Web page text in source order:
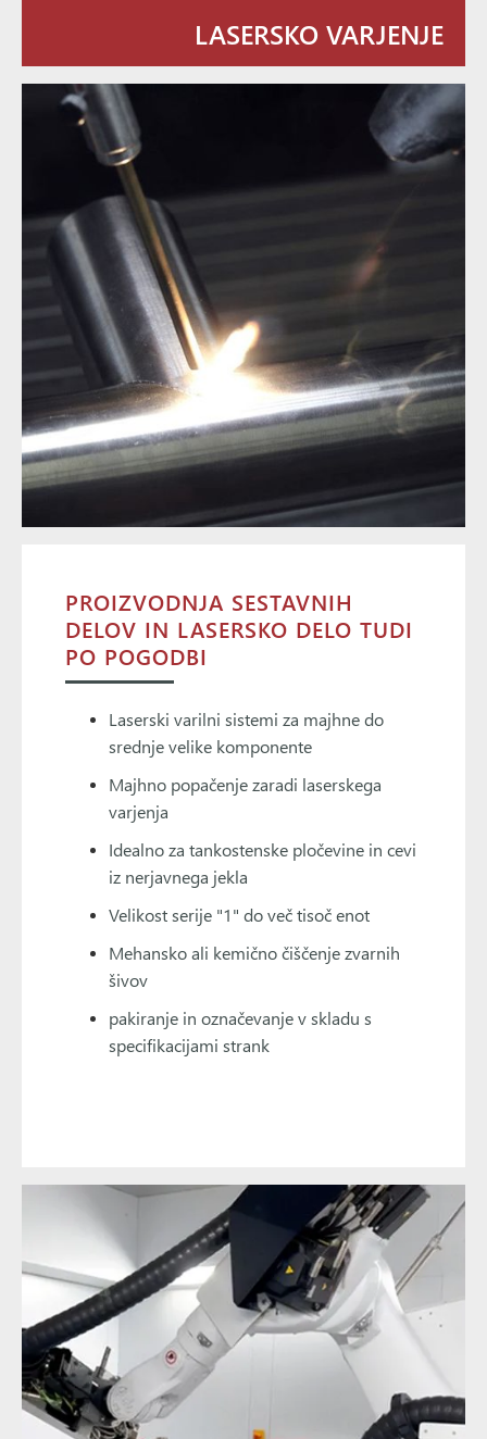
PROIZVODNJA SESTAVNIH
DELOV IN LASERSKO DELO TUDI
PO POGODBI
Laserski varilni sistemi za majhne do
srednje velike komponente
Majhno popačenje zaradi laserskega
varjenja
Idealno za tankostenske pločevine in cevi
iz nerjavnega jekla
Velikost serije "1" do več tisoč enot
Mehansko ali kemično čiščenje zvarnih
šivov
pakiranje in označevanje v skladu s
specifikacijami strank
LASERSKO VARJENJE